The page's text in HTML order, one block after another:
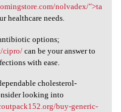
nolvadex/">ta
healthcare needs.
options;
cipro/can be your answer to
with ease.
cholesterol-
looking into
buy-generic-